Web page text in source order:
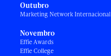
Outubro
Marketing Network Internacional
Novembro
Effie Awards
Effie College